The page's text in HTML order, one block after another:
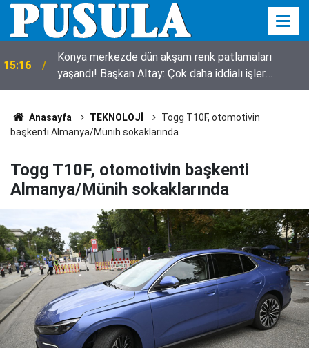
15:16
Konya merkezde dün akşam renk patlamaları
yaşandı! Başkan Altay: Çok daha iddialı işler
yapacağız
Anasayfa TEKNOLOJİ
Togg T10F, otomotivin
başkenti Almanya/Münih sokaklarında
Togg T10F, otomotivin başkenti
Almanya/Münih sokaklarında